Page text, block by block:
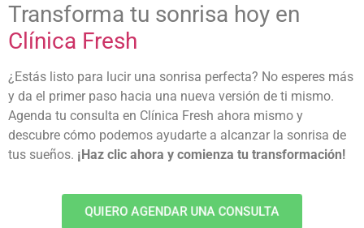
Transforma tu sonrisa hoy en
Clínica Fresh
¿Estás listo para lucir una sonrisa perfecta? No esperes más
y da el primer paso hacia una nueva versión de ti mismo.
Agenda tu consulta en Clínica Fresh ahora mismo y
descubre cómo podemos ayudarte a alcanzar la sonrisa de
tus sueños. ¡Haz clic ahora y comienza tu transformación!
QUIERO AGENDAR UNA CONSULTA